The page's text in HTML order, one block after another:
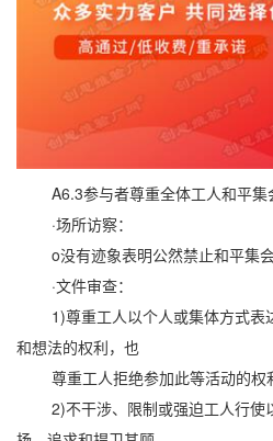
A6.3参与者尊重全体工人和平集
·场所访察：
o没有迹象表明公然禁止和平集会
·文件审查：
1)尊重工人以个人或集体方式表
和想法的权利，也
尊重工人拒绝参加此等活动的权
2)不干涉、限制或强迫工人行使